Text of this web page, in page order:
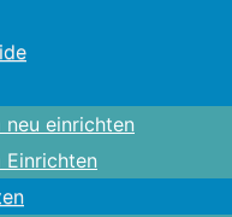
neu einrichten
Einrichten